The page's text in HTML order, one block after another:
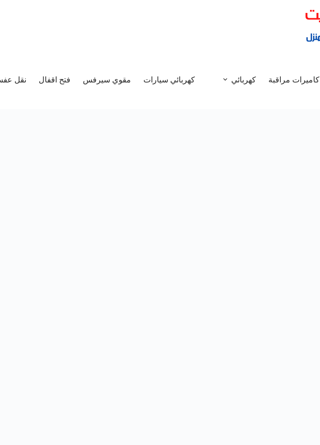
كاميرات مراقبة كهربائي كهربائي سيارات مقوي سيرفس فتح اقفال نقل